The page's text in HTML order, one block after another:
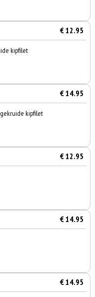
€ 12.95
kipfilet
€ 14.95
gekruide kipfilet
€ 12.95
€ 14.95
€ 14.95